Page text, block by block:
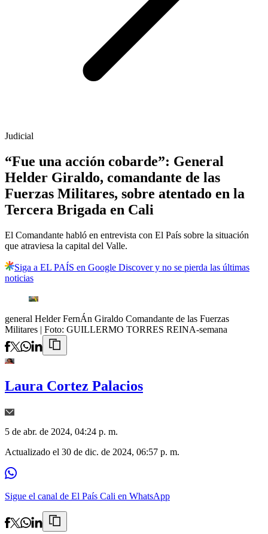
Judicial
“Fue una acción cobarde”: General
Helder Giraldo, comandante de las
Fuerzas Militares, sobre atentado en la
Tercera Brigada en Cali
El Comandante habló en entrevista con El País sobre la situación
que atraviesa la capital del Valle.
Siga a EL PAÍS en Google Discover y no se pierda las últimas
noticias
general Helder FernÁn Giraldo Comandante de las Fuerzas
Militares | Foto: GUILLERMO TORRES REINA-semana
Laura Cortez Palacios
5 de abr. de 2024, 04:24 p. m.
Actualizado el 30 de dic. de 2024, 06:57 p. m.
Sigue el canal de El País Cali en WhatsApp